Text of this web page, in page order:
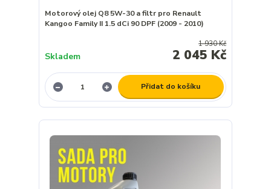
Motorový olej Q8 5W-30 a filtr pro Renault
Kangoo Family II 1.5 dCi 90 DPF (2009 - 2010)
1 930 Kč
2 045 Kč
Skladem
Přidat do košíku